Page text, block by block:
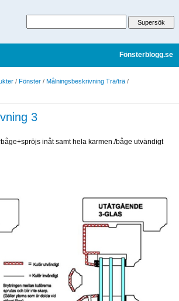
Fönsterblogg.se
/ Fönster / Målningsbeskrivning Trä/trä /
3
inåt samt hela karmen./båge utvändigt